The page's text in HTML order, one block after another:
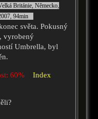
Británie, Německo,
94min
světa. Pokusný
vyrobený
Umbrella, byl
60%
Index